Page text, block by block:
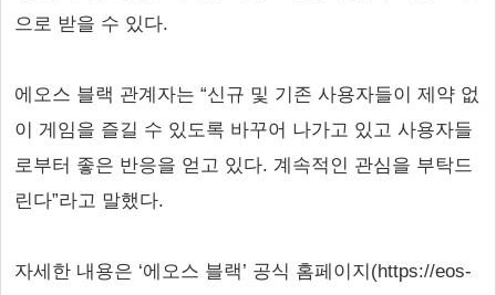
으로 받을 수 있다.
에오스 블랙 관계자는 “신규 및 기존 사용자들이 제약 없
이 게임을 즐길 수 있도록 바꾸어 나가고 있고 사용자들
로부터 좋은 반응을 얻고 있다. 계속적인 관심을 부탁드
린다”라고 말했다.
자세한 내용은 ‘에오스 블랙’ 공식 홈페이지(https://eos-